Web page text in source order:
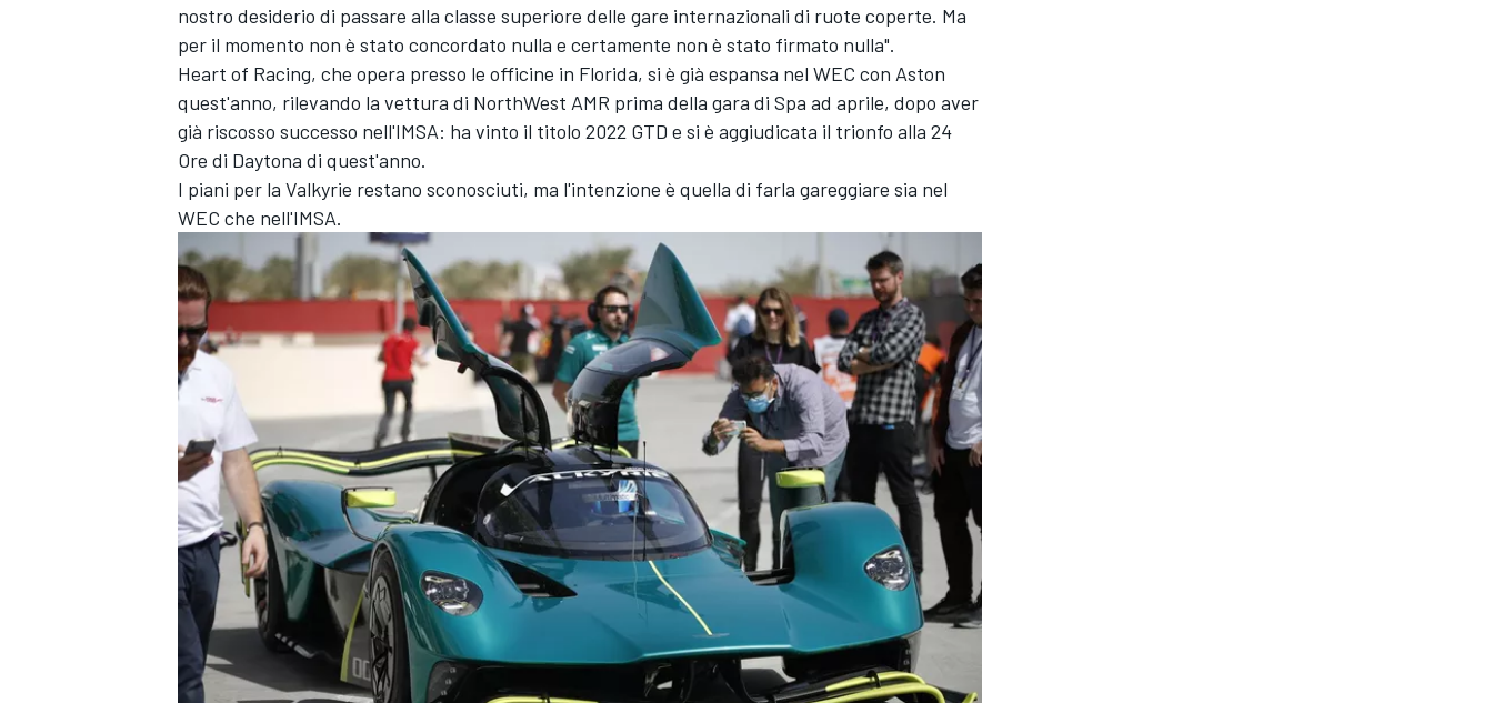
MONOMARCA
nostro desiderio di passare alla classe superiore delle gare internazionali di ruote coperte. Ma
per il momento non è stato concordato nulla e certamente non è stato firmato nulla".
Heart of Racing, che opera presso le officine in Florida, si è già espansa nel WEC con Aston
quest'anno, rilevando la vettura di NorthWest AMR prima della gara di Spa ad aprile, dopo aver
già riscosso successo nell'IMSA: ha vinto il titolo 2022 GTD e si è aggiudicata il trionfo alla 24
Ore di Daytona di quest'anno.
I piani per la Valkyrie restano sconosciuti, ma l'intenzione è quella di farla gareggiare sia nel
WEC che nell'IMSA.